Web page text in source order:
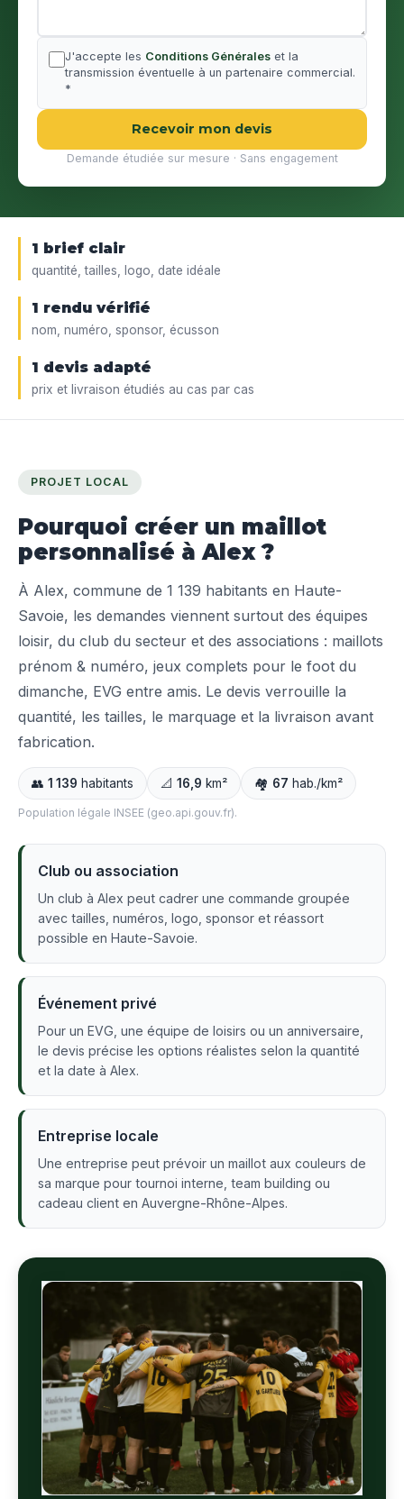
J'accepte les Conditions Générales et la
transmission éventuelle à un partenaire commercial.
*
Recevoir mon devis
Demande étudiée sur mesure · Sans engagement
1 brief clair
quantité, tailles, logo, date idéale
1 rendu vérifié
nom, numéro, sponsor, écusson
1 devis adapté
prix et livraison étudiés au cas par cas
PROJET LOCAL
Pourquoi créer un maillot
personnalisé à Alex ?
À Alex, commune de 1 139 habitants en Haute-
Savoie, les demandes viennent surtout des équipes
loisir, du club du secteur et des associations : maillots
prénom & numéro, jeux complets pour le foot du
dimanche, EVG entre amis. Le devis verrouille la
quantité, les tailles, le marquage et la livraison avant
fabrication.
👥 1 139 habitants 📐 16,9 km² 🏘️ 67 hab./km²
Population légale INSEE (geo.api.gouv.fr).
Club ou association
Un club à Alex peut cadrer une commande groupée
avec tailles, numéros, logo, sponsor et réassort
possible en Haute-Savoie.
Événement privé
Pour un EVG, une équipe de loisirs ou un anniversaire,
le devis précise les options réalistes selon la quantité
et la date à Alex.
Entreprise locale
Une entreprise peut prévoir un maillot aux couleurs de
sa marque pour tournoi interne, team building ou
cadeau client en Auvergne-Rhône-Alpes.